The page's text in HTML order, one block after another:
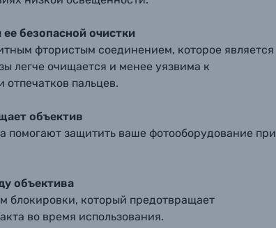
безопасной очистки
фтористым соединением, которое является
легче очищается и менее уязвима к
пальцев.
объектив
помогают защитить ваше фотооборудование при
объектива
блокировки, который предотвращает
во время использования.